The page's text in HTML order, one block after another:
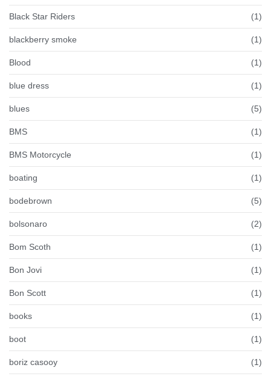
Black Star Riders (1)
blackberry smoke (1)
Blood (1)
blue dress (1)
blues (5)
BMS (1)
BMS Motorcycle (1)
boating (1)
bodebrown (5)
bolsonaro (2)
Bom Scoth (1)
Bon Jovi (1)
Bon Scott (1)
books (1)
boot (1)
boriz casooy (1)